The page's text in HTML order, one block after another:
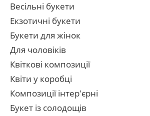
Весільні букети
Екзотичні букети
Букети для жінок
Для чоловіків
Квіткові композиції
Квіти у коробці
Композиції інтер'єрні
Букет із солодощів